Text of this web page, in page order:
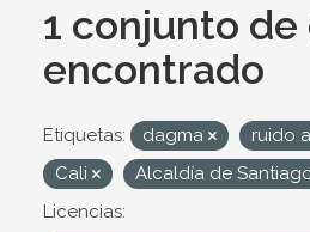
1 conjunto de
encontrado
Etiquetas: dagma
ruido
Cali
Alcaldía de
Licencias: